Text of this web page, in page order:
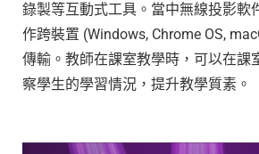
錄製等互動式工具。當中無線投影軟
作跨裝置 (Windows, Chrome OS,
傳輸。教師在課室教學時，可以在課
察學生的學習情況，提升教學質素。